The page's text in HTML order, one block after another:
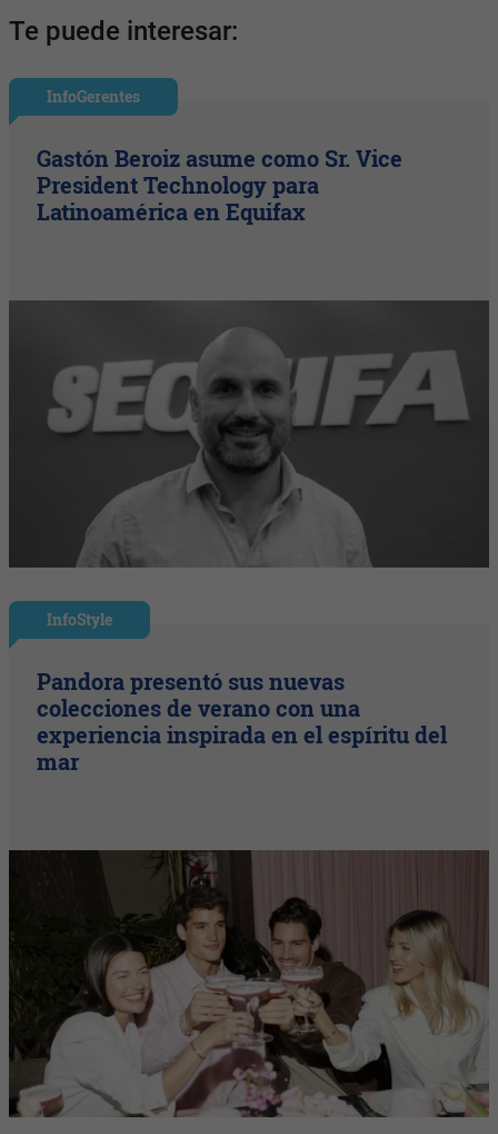
Te puede interesar:
InfoGerentes
Gastón Beroiz asume como Sr. Vice
President Technology para
Latinoamérica en Equifax
InfoStyle
Pandora presentó sus nuevas
colecciones de verano con una
experiencia inspirada en el espíritu del
mar